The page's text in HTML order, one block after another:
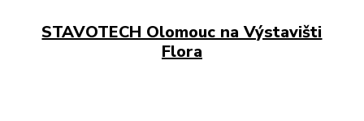
STAVOTECH Olomouc na Výstavišti
Flora